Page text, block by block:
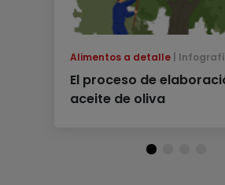
Alimentos a detalle
El proceso de
aceite de oliva